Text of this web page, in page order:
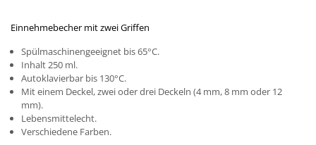
Einnehmebecher mit zwei Griffen
Spülmaschinengeeignet bis 65°C.
Inhalt 250 ml.
Autoklavierbar bis 130°C.
Mit einem Deckel, zwei oder drei Deckeln (4 mm, 8 mm oder 12
mm).
Lebensmittelecht.
Verschiedene Farben.